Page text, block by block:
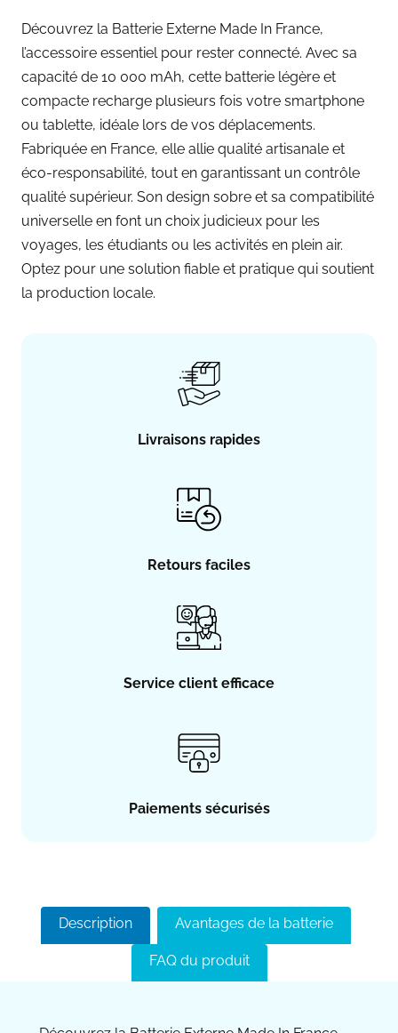
Découvrez la Batterie Externe Made In France,
l’accessoire essentiel pour rester connecté. Avec sa
capacité de 10 000 mAh, cette batterie légère et
compacte recharge plusieurs fois votre smartphone
ou tablette, idéale lors de vos déplacements.
Fabriquée en France, elle allie qualité artisanale et
éco-responsabilité, tout en garantissant un contrôle
qualité supérieur. Son design sobre et sa compatibilité
universelle en font un choix judicieux pour les
voyages, les étudiants ou les activités en plein air.
Optez pour une solution fiable et pratique qui soutient
la production locale.
Livraisons rapides
Retours faciles
Service client efficace
Paiements sécurisés
Description Avantages de la batterie
FAQ du produit